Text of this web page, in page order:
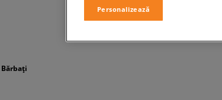
Bărbați
Personalizează